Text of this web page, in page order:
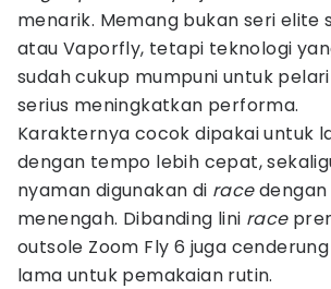
menarik. Memang bukan seri elite
atau Vaporfly, tetapi teknologi
sudah cukup mumpuni untuk
serius meningkatkan performa.
Karakternya cocok dipakai untuk
dengan tempo lebih cepat,
nyaman digunakan di racedengan
menengah. Dibanding lini race
outsole Zoom Fly 6 juga
lama untuk pemakaian rutin.